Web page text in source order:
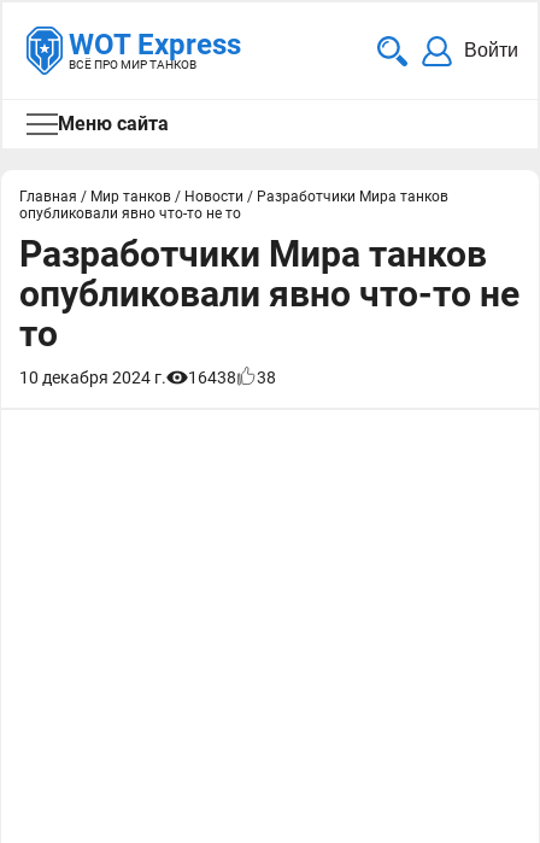
WOT Express
ВСЁ ПРО МИР ТАНКОВ
Войти
Меню сайта
Главная / Мир танков / Новости / Разработчики Мира танков
опубликовали явно что-то не то
Разработчики Мира танков
опубликовали явно что-то не
то
10 декабря 2024 г. 16438 38